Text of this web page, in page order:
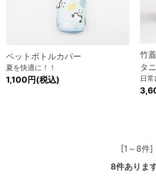
ペットボトルカバー
夏を快適に！！
1,100円(税込)
竹
タ
日
[1～8件]
8件ありま